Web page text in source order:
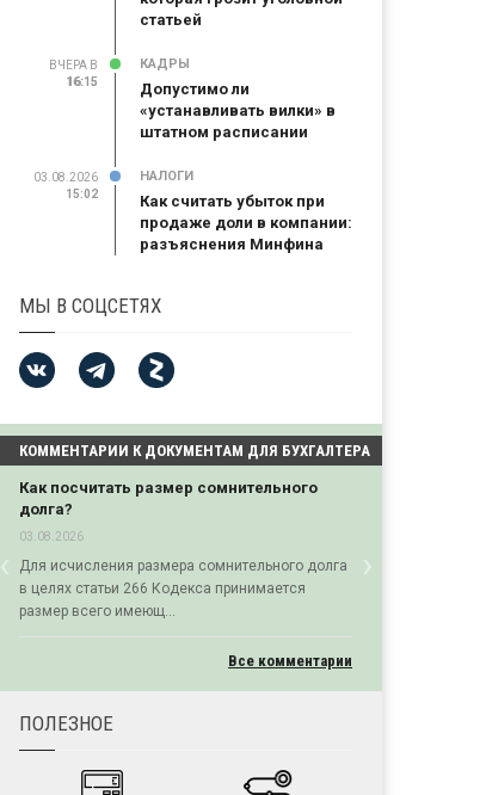
статьей
ВЧЕРА В
16:15
16:15
КАДРЫ
Допустимо ли
«устанавливать вилки» в
штатном расписании
03.08.2026
15:02
НАЛОГИ
Как считать убыток при
продаже доли в компании:
разъяснения Минфина
МЫ В СОЦСЕТЯХ
КОММЕНТАРИИ К ДОКУМЕНТАМ ДЛЯ БУХГАЛТЕРА
Как посчитать размер сомнительного
долга?
03.08.2026
Для исчисления размера сомнительного долга
в целях статьи 266 Кодекса принимается
размер всего имеющ...
‹Previous ›Next
Все комментарии
ПОЛЕЗНОЕ